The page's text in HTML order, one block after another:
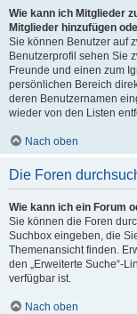
Wie kann ich Mitglieder
Mitglieder hinzufügen
Sie können Benutzer auf
Benutzerprofil sehen Sie
Freunde und einen zum
persönlichen Bereich
deren Benutzernamen
wieder von den Listen
Nach oben
Die Foren
Wie kann ich ein Forum
Sie können die Foren
Suchbox eingeben, die
Themenansicht finden.
den „Erweiterte Suche“-
verfügbar ist.
Nach oben